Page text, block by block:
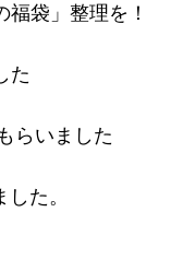
袋」整理を！
た
らいました
た。